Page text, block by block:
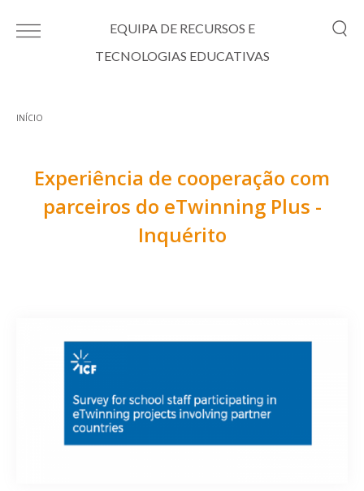
EQUIPA DE RECURSOS E
TECNOLOGIAS EDUCATIVAS
INÍCIO
Experiência de cooperação com
parceiros do eTwinning Plus -
Inquérito